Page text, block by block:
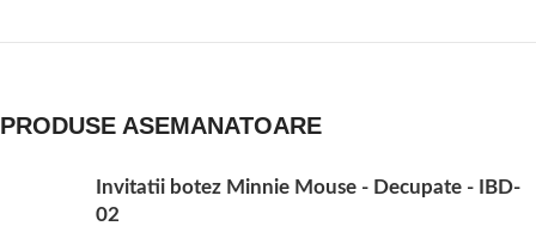
PRODUSE ASEMANATOARE
Invitatii botez Minnie Mouse - Decupate - IBD-
02